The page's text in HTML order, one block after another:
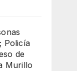
Policía
de
Murillo